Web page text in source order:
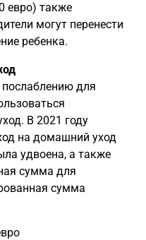
евро) также
могут перенести
ребенка.
для
В 2021 году
на домашний уход
удвоена, а также
сумма для
сумма